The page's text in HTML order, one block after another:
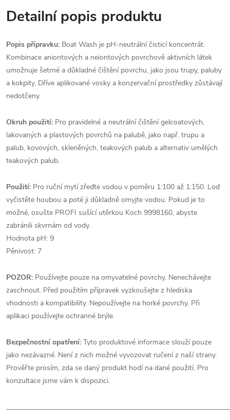
Detailní popis produktu
Popis přípravku: Boat Wash je pH-neutrální čisticí koncentrát.
Kombinace aniontových a neiontových povrchově aktivních látek
umožnuje šetrné a důkladné čištění povrchu, jako jsou trupy, paluby
a kokpity. Dříve aplikované vosky a konzervační prostředky zůstávají
nedotčeny.
Okruh použití: Pro pravidelné a neutrální čištění gelcoatových,
lakovaných a plastových povrchů na palubě, jako např. trupu a
palub, kovových, skleněných, teakových palub a alternativ umělých
teakových palub.
Použití: Pro ruční mytí zřeďte vodou v poměru 1:100 až 1:150. Loď
vyčistěte houbou a poté ji důkladně omyjte vodou. Pokud je to
možné, osušte PROFI sušící utěrkou Koch 9998160, abyste
zabránili skvrnám od vody.
Hodnota pH: 9
Pěnivost: 7
POZOR: Používejte pouze na omyvatelné povrchy. Nenechávejte
zaschnout. Před použitím přípravek vyzkoušejte z hlediska
vhodnosti a kompatibility. Nepoužívejte na horké povrchy. Při
aplikaci používejte ochranné brýle.
Bezpečnostní opatření: Tyto produktové informace slouží pouze
jako nezávazné. Není z nich možné vyvozovat ručení z naší strany.
Prověřte prosím, zda se daný produkt hodí na dané použití. Pro
konzultace jsme vám k dispozici.